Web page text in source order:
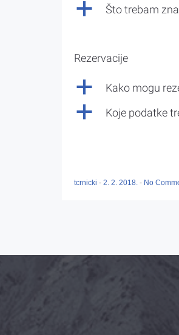
a Što trebam
Rezervacije
a Kako mogu
a Koje podatke
tcrnicki - 2. 2. 2018. - No